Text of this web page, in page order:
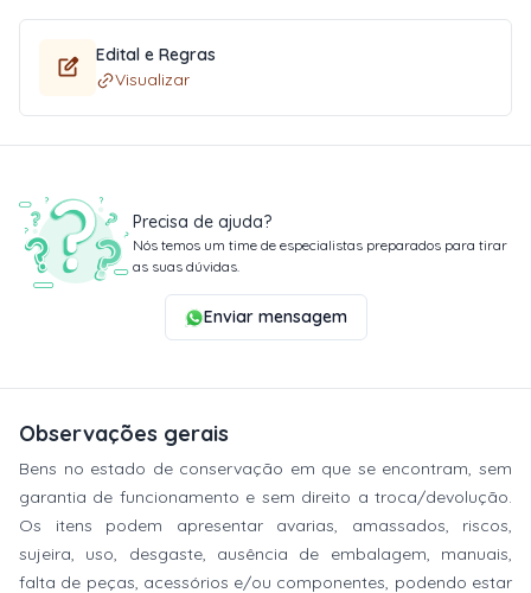
Edital e Regras
Visualizar
Precisa de ajuda?
Nós temos um time de especialistas preparados para tirar
as suas dúvidas.
Enviar mensagem
Observações gerais
Bens no estado de conservação em que se encontram, sem
garantia de funcionamento e sem direito a troca/devolução.
Os itens podem apresentar avarias, amassados, riscos,
sujeira, uso, desgaste, ausência de embalagem, manuais,
falta de peças, acessórios e/ou componentes, podendo estar